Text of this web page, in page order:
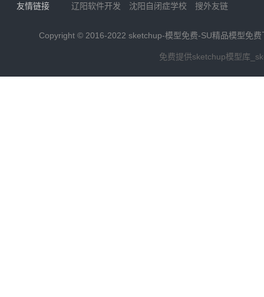
友情链接 辽阳软件开发 沈阳自闭症学校 搜外友链
Copyright © 2016-2022 sketchup-模型免费-SU精品模型免
免费提供sketchup模型库